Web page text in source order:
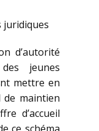
juridiques
d’autorité
jeunes
mettre en
de maintien
d’accueil